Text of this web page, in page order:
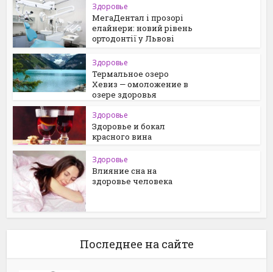
Здоровье
МегаДентал і прозорі
елайнери: новий рівень
ортодонтії у Львові
Здоровье
Термальное озеро
Хевиз — омоложение в
озере здоровья
Здоровье
Здоровье и бокал
красного вина
Здоровье
Влияние сна на
здоровье человека
Последнее на сайте